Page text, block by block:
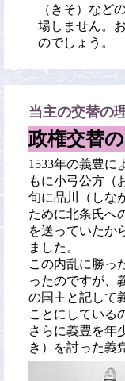
（きそ）など
場しません。
のでしょう。
当主の交替の
政権交替
1533年の義豊に
もに小弓公方（
旬に品川（しな
ために北条氏へ
を送っていたか
ました。
この内乱に勝っ
ったのですが、
の国主と記して
ことにしている
さらに義豊を年
き）を討った義